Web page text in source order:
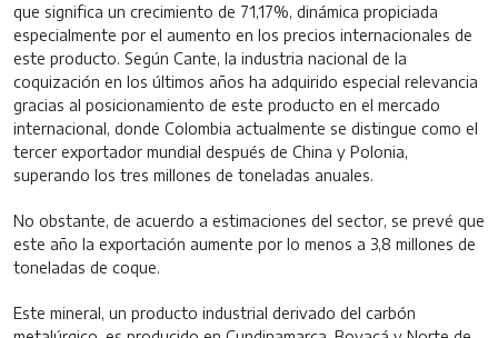
que significa un crecimiento de 71,17%, dinámica propiciada
especialmente por el aumento en los precios internacionales de
este producto. Según Cante, la industria nacional de la
coquización en los últimos años ha adquirido especial relevancia
gracias al posicionamiento de este producto en el mercado
internacional, donde Colombia actualmente se distingue como el
tercer exportador mundial después de China y Polonia,
superando los tres millones de toneladas anuales.
No obstante, de acuerdo a estimaciones del sector, se prevé que
este año la exportación aumente por lo menos a 3,8 millones de
toneladas de coque.
Este mineral, un producto industrial derivado del carbón